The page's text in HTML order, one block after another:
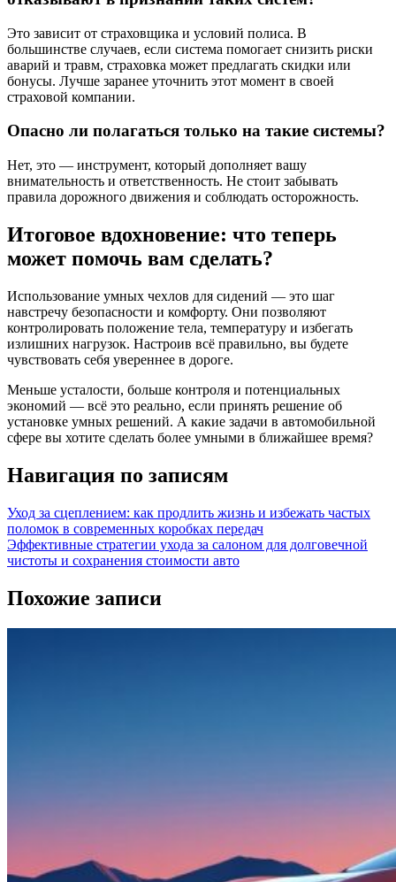
Это зависит от страховщика и условий полиса. В
большинстве случаев, если система помогает снизить риски
аварий и травм, страховка может предлагать скидки или
бонусы. Лучше заранее уточнить этот момент в своей
страховой компании.
Опасно ли полагаться только на такие системы?
Нет, это — инструмент, который дополняет вашу
внимательность и ответственность. Не стоит забывать
правила дорожного движения и соблюдать осторожность.
Итоговое вдохновение: что теперь
может помочь вам сделать?
Использование умных чехлов для сидений — это шаг
навстречу безопасности и комфорту. Они позволяют
контролировать положение тела, температуру и избегать
излишних нагрузок. Настроив всё правильно, вы будете
чувствовать себя увереннее в дороге.
Меньше усталости, больше контроля и потенциальных
экономий — всё это реально, если принять решение об
установке умных решений. А какие задачи в автомобильной
сфере вы хотите сделать более умными в ближайшее время?
Навигация по записям
Уход за сцеплением: как продлить жизнь и избежать частых
поломок в современных коробках передач
Эффективные стратегии ухода за салоном для долговечной
чистоты и сохранения стоимости авто
Похожие записи